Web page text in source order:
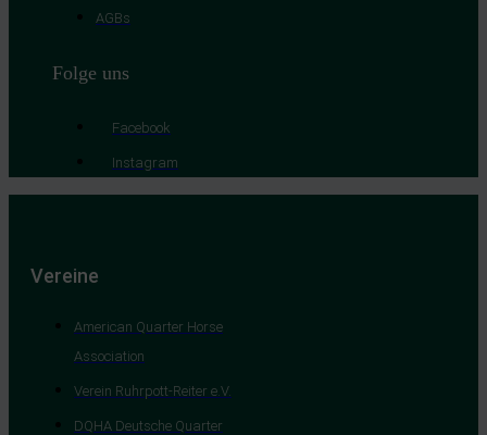
AGBs
Folge uns
Facebook
Instagram
Vereine
American Quarter Horse
Association
Verein Ruhrpott-Reiter e.V.
DQHA Deutsche Quarter